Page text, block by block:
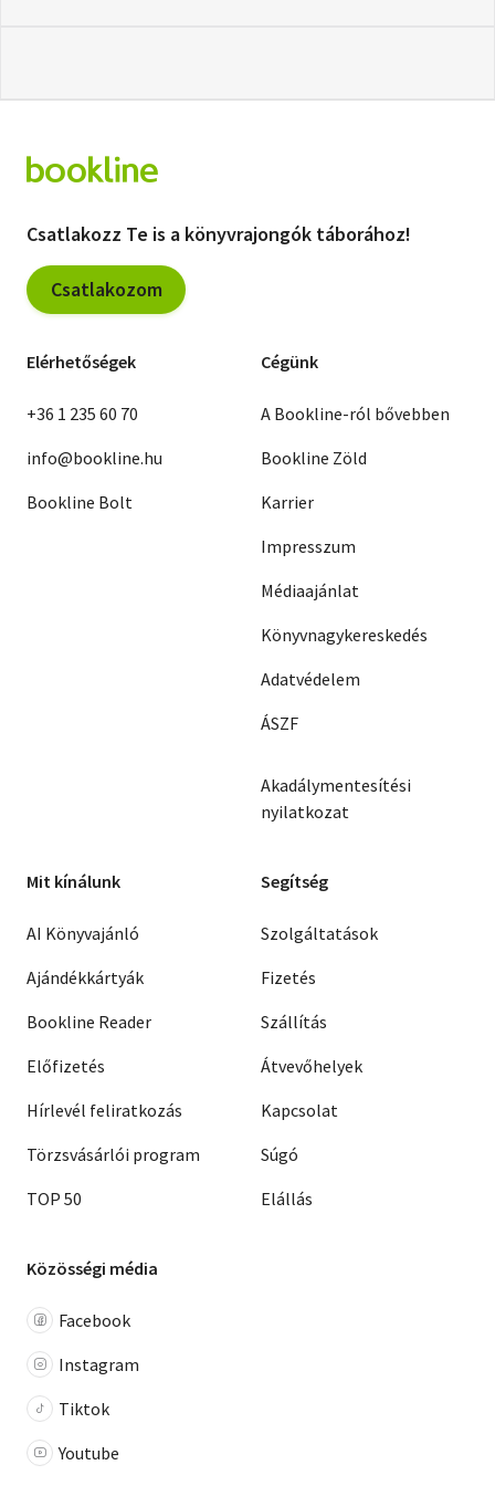
Csatlakozz Te is a könyvrajongók táborához!
Csatlakozom
Elérhetőségek
+36 1 235 60 70
info@bookline.hu
Bookline Bolt
Cégünk
A Bookline-ról bővebben
Bookline Zöld
Karrier
Impresszum
Médiaajánlat
Könyvnagykereskedés
Adatvédelem
ÁSZF
Akadálymentesítési
nyilatkozat
Mit kínálunk
AI Könyvajánló
Ajándékkártyák
Bookline Reader
Előfizetés
Hírlevél feliratkozás
Törzsvásárlói program
TOP 50
Segítség
Szolgáltatások
Fizetés
Szállítás
Átvevőhelyek
Kapcsolat
Súgó
Elállás
Közösségi média
Facebook
Instagram
Tiktok
Youtube